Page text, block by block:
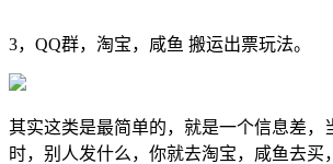
3，QQ群，淘宝，咸鱼 搬运出票玩法。
其实这类是最简单的，就是一个信息差，
时，别人发什么，你就去淘宝，咸鱼去买